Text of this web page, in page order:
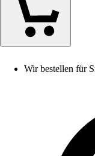
Wir bestellen für